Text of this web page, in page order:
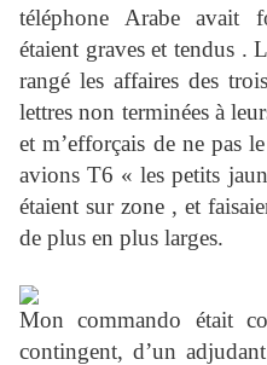
téléphone Arabe avait
étaient graves et tendus .
rangé les affaires des
lettres non terminées à
et m’efforçais de ne pas
avions T6 « les petits
étaient sur zone , et
de plus en plus larges.
Mon commando était
contingent, d’un